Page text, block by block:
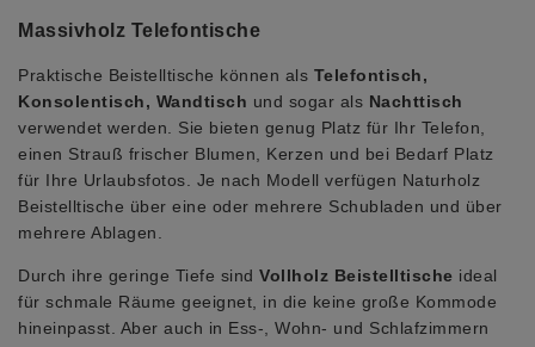
Massivholz Telefontische
Praktische Beistelltische können als Telefontisch,
Konsolentisch, Wandtisch und sogar als Nachttisch
verwendet werden. Sie bieten genug Platz für Ihr Telefon,
einen Strauß frischer Blumen, Kerzen und bei Bedarf Platz
für Ihre Urlaubsfotos. Je nach Modell verfügen Naturholz
Beistelltische über eine oder mehrere Schubladen und über
mehrere Ablagen.
Durch ihre geringe Tiefe sind Vollholz Beistelltische ideal
für schmale Räume geeignet, in die keine große Kommode
hineinpasst. Aber auch in Ess-, Wohn- und Schlafzimmern